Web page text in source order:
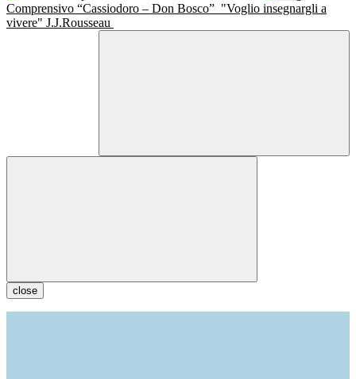
Comprensivo “Cassiodoro – Don Bosco” "Voglio insegnargli a
vivere" J.J.Rousseau
close